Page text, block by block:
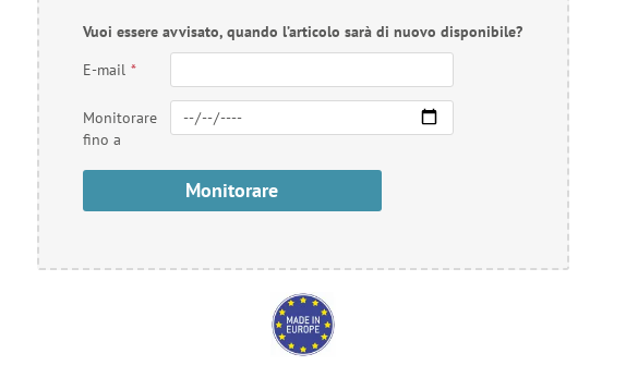
Vuoi essere avvisato, quando l’articolo sarà di nuovo disponibile?
E-mail *
Monitorare
fino a
Monitorare